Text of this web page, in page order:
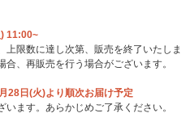
11:00~
限数に達し次第、販売を終了いたしま
、再販売を行う場合がございます。
28日(火)より順次お届け予定
ます。あらかじめご了承ください。